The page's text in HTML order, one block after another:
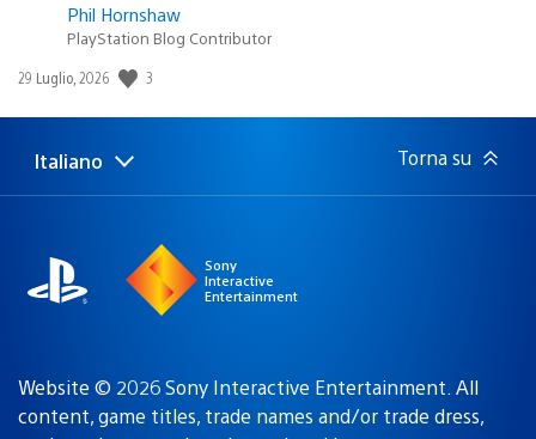
Phil Hornshaw
PlayStation Blog Contributor
Data
pubblicazione:
29 Luglio, 2026 3
Seleziona
una
Regione
attuale:
Italiano Torna su
Sony
Interactive
Entertainment
Website © 2026 Sony Interactive Entertainment. All
content, game titles, trade names and/or trade dress,